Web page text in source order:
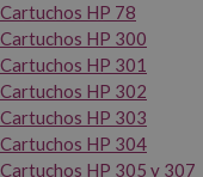
Cartuchos HP 78
Cartuchos HP 300
Cartuchos HP 301
Cartuchos HP 302
Cartuchos HP 303
Cartuchos HP 304
Cartuchos HP 305 y 307